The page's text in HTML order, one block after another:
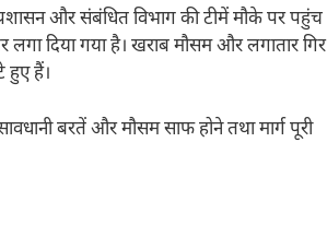
और संबंधित विभाग की टीमें मौके पर पहुंच
दिया गया है। खराब मौसम और लगातार गिर
हुए हैं।
बरतें और मौसम साफ होने तथा मार्ग पूरी